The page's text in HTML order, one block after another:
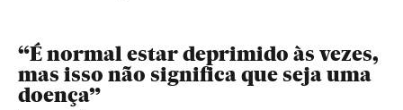
“É normal estar deprimido às vezes,
mas isso não significa que seja uma
doença”